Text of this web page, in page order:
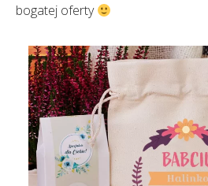
bogatej oferty